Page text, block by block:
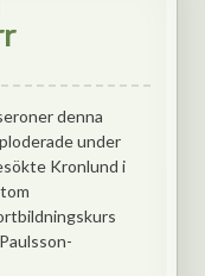
denna
under
Kronlund i